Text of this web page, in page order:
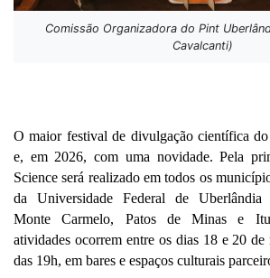
Comissão Organizadora do Pint
Cavalcanti)
O maior festival de divulgação científica
e, em 2026, com uma novidade. Pela
Science será realizado em todos os
da Universidade Federal de
Monte Carmelo, Patos de Minas e
atividades ocorrem entre os dias 18 e 20
das 19h, em bares e espaços culturais